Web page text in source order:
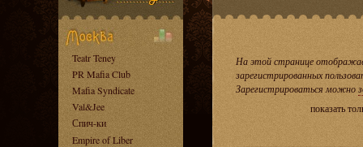
Teatr Teney
PR Mafia Club
Mafia Syndicate
Val&Jee
Спич-ки
Empire of Liber
На этой странице
зарегистрированных
Зарегистрироваться можно
показать